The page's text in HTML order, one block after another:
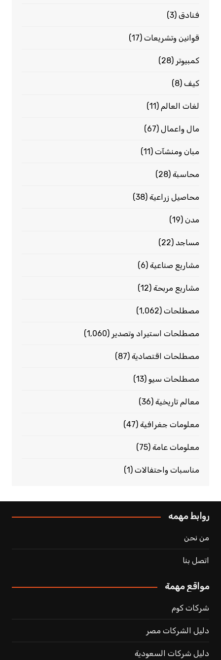
فنادق(3)
قوانين وتشريعات(17)
كمبيوتر (28)
كيف(8)
لغات العالم (11)
مال واعمال(67)
مبان ومنشآت(11)
محاسبة(28)
محاصيل زراعية(38)
مدن(19)
مساجد(22)
مشاريع صناعية(6)
مشاريع مربحة(12)
مصطلحات(1٬062)
مصطلحات استيراد وتصدير (1٬060)
مصطلحات اقتصادية(87)
مصطلحات سيو(13)
معالم تاريخية(36)
معلومات جغرافية(47)
معلومات عامة(75)
مناسبات واحتفالات(1)
روابط مهمه
من نحن
اتصل بنا
مواقع مهمة
شركات كوم
دليل الشركات مصر
دليل شركات السعودية